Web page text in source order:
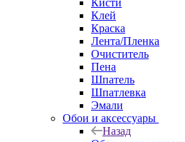
Кисти
Клей
Краска
Лента/Пленка
Очиститель
Пена
Шпатель
Шпатлевка
Эмали
Обои и аксессуары
Назад